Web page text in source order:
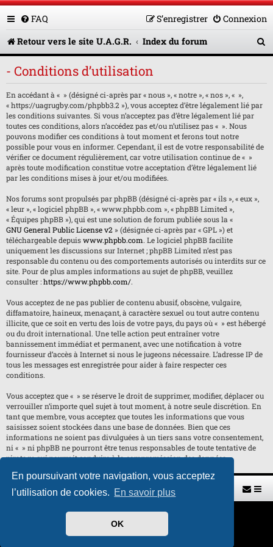
En poursuivant votre navigation, vous acceptez
l’utilisation de cookies. En savoir plus
OK
FAQ Connexion
S’enregistrer
Retour vers le site U.A.G.R.
Index du forum
e
- Conditions d’utilisation
En accédant à « » (désigné ci-après par « nous », « notre », « nos », « »,
« https://uagrugby.com/phpbb3.2 »), vous acceptez d’être légalement lié par
les conditions suivantes. Si vous n’acceptez pas d’être légalement lié par
toutes ces conditions, alors n’accédez pas et/ou n’utilisez pas « ». Nous
pouvons modifier ces conditions à tout moment et ferons tout notre
possible pour vous en informer. Cependant, il est de votre responsabilité de
vérifier ce document régulièrement, car votre utilisation continue de « »
après toute modification constitue votre acceptation d’être légalement lié
par les conditions mises à jour et/ou modifiées.
Nos forums sont propulsés par phpBB (désigné ci-après par « ils », « eux »,
« leur », « logiciel phpBB », « www.phpbb.com », « phpBB Limited »,
« Équipes phpBB »), qui est une solution de forum publiée sous la «
GNU General Public License v2 » (désignée ci-après par « GPL ») et
téléchargeable depuiswww.phpbb.com. Le logiciel phpBB facilite
uniquement les discussions sur Internet ; phpBB Limited n’est pas
responsable du contenu ou des comportements autorisés ou interdits sur ce
site. Pour de plus amples informations au sujet de phpBB, veuillez
consulter :https://www.phpbb.com/.
Vous acceptez de ne pas publier de contenu abusif, obscène, vulgaire,
diffamatoire, haineux, menaçant, à caractère sexuel ou tout autre contenu
illicite, que ce soit en vertu des lois de votre pays, du pays où « » est hébergé
ou du droit international. Une telle action peut entraîner votre
bannissement immédiat et permanent, avec une notification à votre
fournisseur d’accès à Internet si nous le jugeons nécessaire. L’adresse IP de
tous les messages est enregistrée pour aider à faire respecter ces
conditions.
Vous acceptez que « » se réserve le droit de supprimer, modifier, déplacer ou
verrouiller n’importe quel sujet à tout moment, à notre seule discrétion. En
tant que membre, vous acceptez que toutes les informations que vous
saisissez soient stockées dans une base de données. Bien que ces
informations ne soient pas divulguées à un tiers sans votre consentement,
ni « » ni phpBB ne pourront être tenus responsables de toute tentative de
piratage qui pourrait conduire à la compromission des données.
Retour vers le site U.A.G.R. Index du forum
Développé parphpBB® Forum Software © phpBB Limited
Traduit par
Style parH. DREUILHE avec l'aide de CABOT